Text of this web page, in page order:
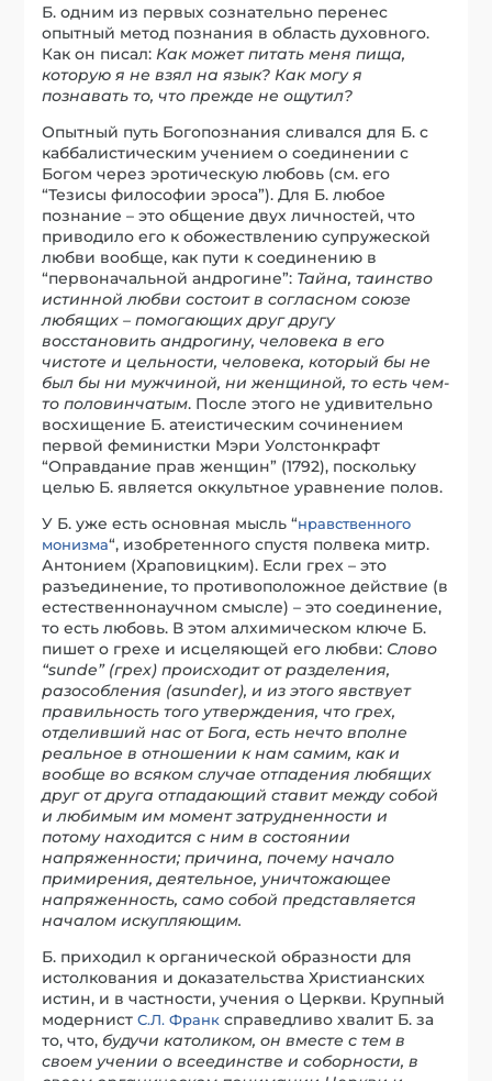
Б. одним из первых сознательно перенес
опытный метод познания в область духовного.
Как он писал: Как может питать меня пища,
которую я не взял на язык? Как могу я
познавать то, что прежде не ощутил?
Опытный путь Богопознания сливался для Б. с
каббалистическим учением о соединении с
Богом через эротическую любовь (см. его
“Тезисы философии эроса”). Для Б. любое
познание – это общение двух личностей, что
приводило его к обожествлению супружеской
любви вообще, как пути к соединению в
“первоначальной андрогине”: Тайна, таинство
истинной любви состоит в согласном союзе
любящих – помогающих друг другу
восстановить андрогину, человека в его
чистоте и цельности, человека, который бы не
был бы ни мужчиной, ни женщиной, то есть чем-
то половинчатым. После этого не удивительно
восхищение Б. атеистическим сочинением
первой феминистки Мэри Уолстонкрафт
“Оправдание прав женщин” (1792), поскольку
целью Б. является оккультное уравнение полов.
У Б. уже есть основная мысль “нравственного
монизма“, изобретенного спустя полвека митр.
Антонием (Храповицким). Если грех – это
разъединение, то противоположное действие (в
естественнонаучном смысле) – это соединение,
то есть любовь. В этом алхимическом ключе Б.
пишет о грехе и исцеляющей его любви: Слово
“sunde” (грех) происходит от разделения,
разособления (asunder), и из этого явствует
правильность того утверждения, что грех,
отделивший нас от Бога, есть нечто вполне
реальное в отношении к нам самим, как и
вообще во всяком случае отпадения любящих
друг от друга отпадающий ставит между собой
и любимым им момент затрудненности и
потому находится с ним в состоянии
напряженности; причина, почему начало
примирения, деятельное, уничтожающее
напряженность, само собой представляется
началом искупляющим.
Б. приходил к органической образности для
истолкования и доказательства Христианских
истин, и в частности, учения о Церкви. Крупный
модернистС.Л. Франк справедливо хвалит Б. за
то, что, будучи католиком, он вместе с тем в
своем учении о всеединстве и соборности, в